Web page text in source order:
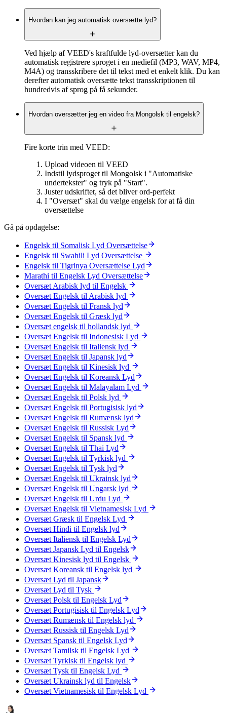
Hvordan kan jeg automatisk oversætte lyd?
Ved hjælp af VEED's kraftfulde lyd-oversætter kan du
automatisk registrere sproget i en mediefil (MP3, WAV, MP4,
M4A) og transskribere det til tekst med et enkelt klik. Du kan
derefter automatisk oversætte tekst transskriptionen til
hundredvis af sprog på få sekunder.
Hvordan oversætter jeg en video fra Mongolsk til engelsk?
Fire korte trin med VEED:
Upload videoen til VEED
Indstil lydsproget til Mongolsk i "Automatiske
undertekster" og tryk på "Start".
Juster udskriftet, så det bliver ord-perfekt
I "Oversæt" skal du vælge engelsk for at få din
oversættelse
Gå på opdagelse:
Engelsk til Somalisk Lyd Oversættelse
Engelsk til Swahili Lyd Oversættelse
Engelsk til Tigrinya Oversættelse Lyd
Marathi til Engelsk Lyd Oversættelse
Oversæt Arabisk lyd til Engelsk
Oversæt Engelsk til Arabisk lyd
Oversæt Engelsk til Fransk lyd
Oversæt Engelsk til Græsk lyd
Oversæt engelsk til hollandsk lyd
Oversæt Engelsk til Indonesisk Lyd
Oversæt Engelsk til Italiensk lyd
Oversæt Engelsk til Japansk lyd
Oversæt Engelsk til Kinesisk lyd
Oversæt Engelsk til Koreansk Lyd
Oversæt Engelsk til Malayalam Lyd
Oversæt Engelsk til Polsk lyd
Oversæt Engelsk til Portugisisk lyd
Oversæt Engelsk til Rumænsk lyd
Oversæt Engelsk til Russisk Lyd
Oversæt Engelsk til Spansk lyd
Oversæt Engelsk til Thai Lyd
Oversæt Engelsk til Tyrkisk lyd
Oversæt Engelsk til Tysk lyd
Oversæt Engelsk til Ukrainsk lyd
Oversæt Engelsk til Ungarsk lyd
Oversæt Engelsk til Urdu Lyd
Oversæt Engelsk til Vietnamesisk Lyd
Oversæt Græsk til Engelsk Lyd
Oversæt Hindi til Engelsk lyd
Oversæt Italiensk til Engelsk Lyd
Oversæt Japansk Lyd til Engelsk
Oversæt Kinesisk lyd til Engelsk
Oversæt Koreansk til Engelsk lyd
Oversæt Lyd til Japansk
Oversæt Lyd til Tysk
Oversæt Polsk til Engelsk Lyd
Oversæt Portugisisk til Engelsk Lyd
Oversæt Rumænsk til Engelsk lyd
Oversæt Russisk til Engelsk Lyd
Oversæt Spansk til Engelsk Lyd
Oversæt Tamilsk til Engelsk Lyd
Oversæt Tyrkisk til Engelsk lyd
Oversæt Tysk til Engelsk Lyd
Oversæt Ukrainsk lyd til Engelsk
Oversæt Vietnamesisk til Engelsk Lyd